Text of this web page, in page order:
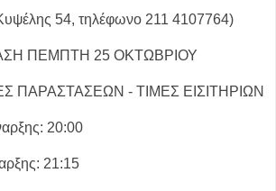
54, τηλέφωνο 211 4107764)
ΠΕΜΠΤΗ 25 ΟΚΤΩΒΡΙΟΥ
ΠΑΡΑΣΤΑΣΕΩΝ - ΤΙΜΕΣ ΕΙΣΙΤΗΡΙΩΝ
20:00
21:15